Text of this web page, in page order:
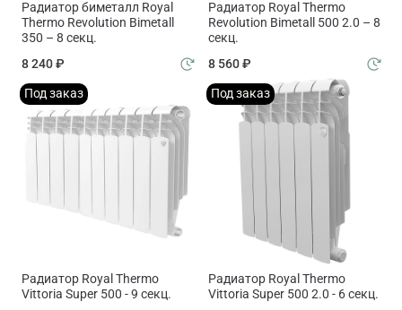
Радиатор биметалл Royal
Thermo Revolution Bimetall
350 – 8 секц.
8 240 ₽
Радиатор Royal Thermo
Revolution Bimetall 500 2.0 – 8
секц.
8 560 ₽
Под заказ
Радиатор Royal Thermo
Vittoria Super 500 - 9 секц.
Под заказ
Радиатор Royal Thermo
Vittoria Super 500 2.0 - 6 секц.